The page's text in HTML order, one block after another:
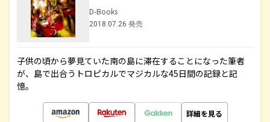
D-Books
2018.07.26 発売
子供の頃から夢見ていた南の島に滞在することになった筆者
が、島で出合うトロピカルでマジカルな45日間の記録と記
憶。
詳細を見る